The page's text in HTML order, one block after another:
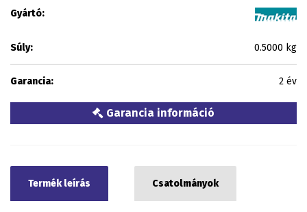
Gyártó:
Súly: 0.5000 kg
Garancia: 2 év
Garancia információ
Termék leírás Csatolmányok